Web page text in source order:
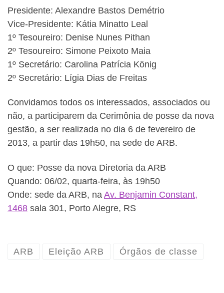
Presidente: Alexandre Bastos Demétrio
Vice-Presidente: Kátia Minatto Leal
1º Tesoureiro: Denise Nunes Pithan
2º Tesoureiro: Simone Peixoto Maia
1º Secretário: Carolina Patrícia König
2º Secretário: Lígia Dias de Freitas
Convidamos todos os interessados, associados ou
não, a participarem da Cerimônia de posse da nova
gestão, a ser realizada no dia 6 de fevereiro de
2013, a partir das 19h50, na sede de ARB.
O que: Posse da nova Diretoria da ARB
Quando: 06/02, quarta-feira, às 19h50
Onde: sede da ARB, na Av. Benjamin Constant,
1468 sala 301, Porto Alegre, RS
ARB Eleição ARB Órgãos de classe